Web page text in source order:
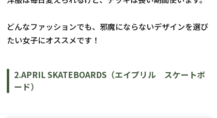
どんなファッションでも、邪魔にならないデザインを選び
たい女子にオススメです！
2.APRIL SKATEBOARDS（エイプリル　スケートボ
ード）